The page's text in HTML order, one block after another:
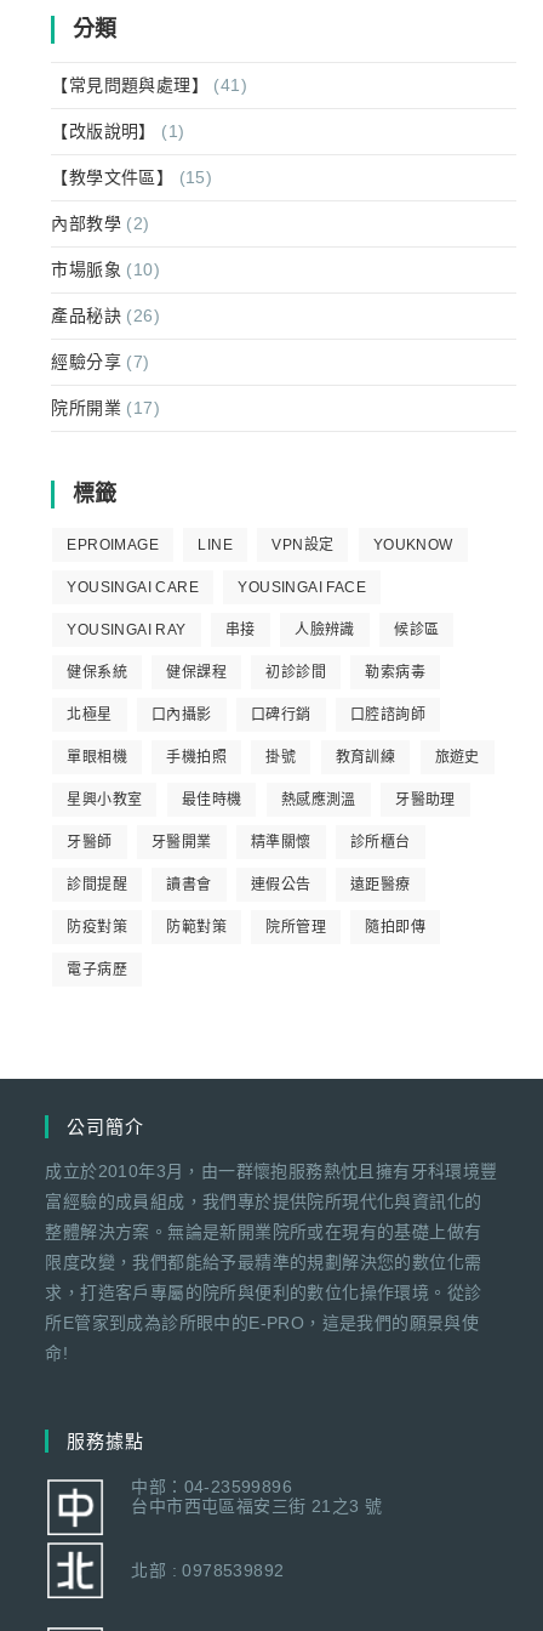
分類
【常見問題與處理】 (41)
【改版說明】 (1)
【教學文件區】 (15)
內部教學 (2)
市場脈象 (10)
產品秘訣 (26)
經驗分享 (7)
院所開業 (17)
標籤
EPROIMAGE LINE VPN設定 YOUKNOW
YOUSINGAI CARE YOUSINGAI FACE
YOUSINGAI RAY 串接 人臉辨識 候診區
健保系統 健保課程 初診診間 勒索病毒
北極星 口內攝影 口碑行銷 口腔諮詢師
單眼相機 手機拍照 掛號 教育訓練 旅遊史
星興小教室 最佳時機 熱感應測溫 牙醫助理
牙醫師 牙醫開業 精準關懷 診所櫃台
診間提醒 讀書會 連假公告 遠距醫療
防疫對策 防範對策 院所管理 隨拍即傳
電子病歷
公司簡介
成立於2010年3月，由一群懷抱服務熱忱且擁有牙科環境豐
富經驗的成員組成，我們專於提供院所現代化與資訊化的
整體解決方案。無論是新開業院所或在現有的基礎上做有
限度改變，我們都能給予最精準的規劃解決您的數位化需
求，打造客戶專屬的院所與便利的數位化操作環境。從診
所E管家到成為診所眼中的E-PRO，這是我們的願景與使
命!
服務據點
中部：04-23599896
台中市西屯區福安三街 21之3 號
北部 : 0978539892